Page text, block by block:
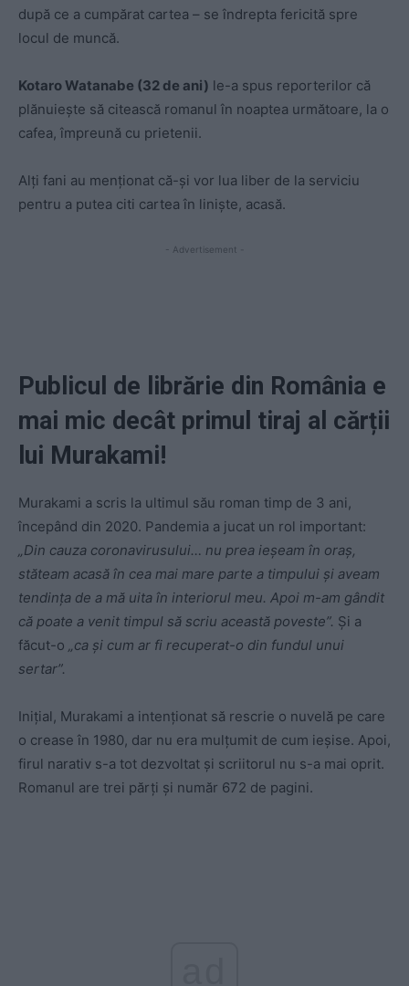
după ce a cumpărat cartea – se îndrepta fericită spre
locul de muncă.
Kotaro Watanabe (32 de ani) le-a spus reporterilor că
plănuiește să citească romanul în noaptea următoare, la o
cafea, împreună cu prietenii.
Alți fani au menționat că-și vor lua liber de la serviciu
pentru a putea citi cartea în liniște, acasă.
- Advertisement -
Publicul de librărie din România e
mai mic decât primul tiraj al cărții
lui Murakami!
Murakami a scris la ultimul său roman timp de 3 ani,
începând din 2020. Pandemia a jucat un rol important:
„Din cauza coronavirusului… nu prea ieșeam în oraș,
stăteam acasă în cea mai mare parte a timpului și aveam
tendința de a mă uita în interiorul meu. Apoi m-am gândit
că poate a venit timpul să scriu această poveste”. Și a
făcut-o
„ca și cum ar fi recuperat-o din fundul unui
sertar”.
Inițial, Murakami a intenționat să rescrie o nuvelă pe care
o crease în 1980, dar nu era mulțumit de cum ieșise. Apoi,
firul narativ s-a tot dezvoltat și scriitorul nu s-a mai oprit.
Romanul are trei părți și număr 672 de pagini.